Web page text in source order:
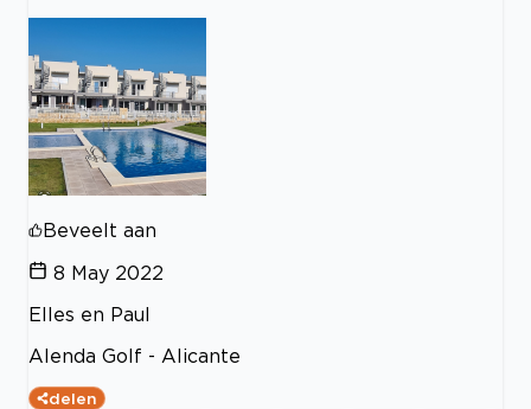
Beveelt aan
8 May 2022
Elles en Paul
Alenda Golf - Alicante
delen